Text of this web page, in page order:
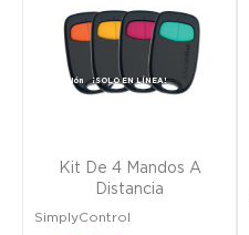
¡SOLO EN LÍNEA!
Promoción
Kit De 4 Mandos A
Distancia
SimplyControl